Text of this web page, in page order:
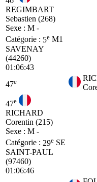
REGIMBART
Sebastien (268)
Sexe : M -
Catégorie : 5e M1
SAVENAY
(44260)
01:06:43
47e
47e
RICHARD
Corentin (215)
Sexe : M -
Catégorie : 29e SE
SAINT-PAUL
(97460)
01:06:46